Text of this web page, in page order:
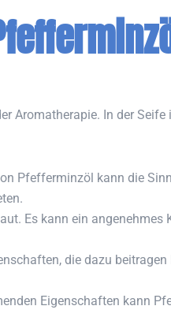
Aromatherapie. In der
Pfefferminzöl kann die
Es kann ein angenehmes
die dazu
Eigenschaften kann